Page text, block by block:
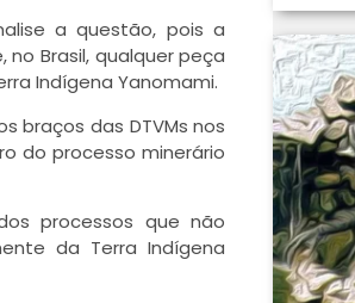
a questão, pois a
Brasil, qualquer peça
Indígena Yanomami.
braços das DTVMs nos
do processo minerário
processos que não
da Terra Indígena